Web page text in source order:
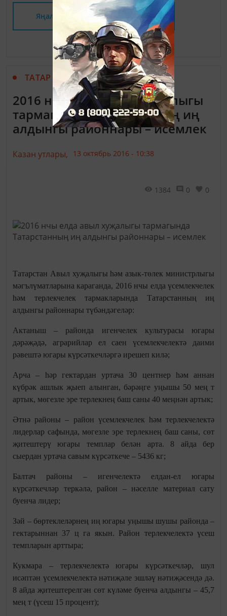
Яңалыклар битенә керегез
ТАТАР МАТБУГАТЫ
2016 нчы елда авыл хуҗалыгы
тармагында Татарстанның иң
алдынгы районнары – исемлек
Казан утлары, 13 октябрь 2016 - 10:38
1384 0 0
Татарстан Авыл хуҗалыгы һәм азык-төлек министрлыгы
мәгълүматларына караганда, 2016 нчы елда үсемлекчелек
һәм терлекчелек тармакларында Татарстанның иң
алдынгы районнары түбәндәгеләр:
Актаныш – районда игенчелек культурасы югары
дәрәҗәдә, аграрийлар ел саен үсемлекчелектә даими
рәвештә югары күрсәткечләргә ирешеп килә;
Арча – һәр гектардан уртача 30 центнер һәм аннан
күбрәк ашлык җыеп алынган, бәрәңге уңышы 50 мең т
артык, мөгезле эре терлекнең баш саны 40 меңнән артык;
Әтнә районы – район үсемлекчелек һәм терлекчелектә
лидерлар сафында, мөгезле эре терлекнең баш саны, сөт
җитештерү югары темплар белән арта. 8 айда бер
сыердан уртача савым күрсәткече – 5436 кг;
Балтач районы – игенчелектә елдан-ел югары
күрсәткечләр теркәлә, район – нәселле материал сату
буенча лидер;
Зәй – бөртеклеләрнең иң югары уңышы шушы районда –
гектарыннан 37 ц га якын. Район терлекчелектә үсеш
темпларын арттыра;
Кукмара – терлекчелектә югары күрсәткечләр, шул
исәптән үсемлекчелектә нәтиҗәле эшләү нәтиҗәсендә дә.
8 айда җитештерелгән сөт күләме буенча алдынгы – 45,7
мең т (үсеш 15 процент);